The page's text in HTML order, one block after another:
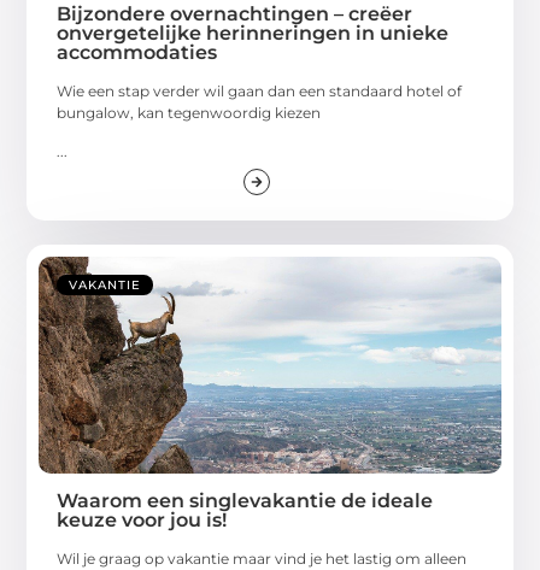
Bijzondere overnachtingen – creëer
onvergetelijke herinneringen in unieke
accommodaties
Wie een stap verder wil gaan dan een standaard hotel of
bungalow, kan tegenwoordig kiezen
...
VAKANTIE
Waarom een singlevakantie de ideale
keuze voor jou is!
Wil je graag op vakantie maar vind je het lastig om alleen